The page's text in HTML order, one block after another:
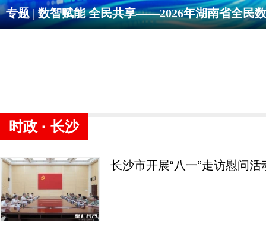
专题 | 数智赋能 全民共享——2026年湖南省全民
时政 · 长沙
长沙市开展“八一”走访慰问活